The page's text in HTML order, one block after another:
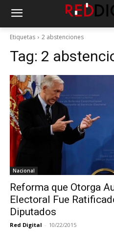
Etiquetas 2 abstenciones
Tag: 2
Nacional
Reforma que Otorga
Electoral Fue
Diputados
Red Digital - 10/22/2015